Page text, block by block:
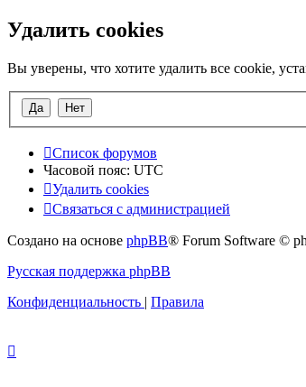
Удалить cookies
Вы уверены, что хотите удалить все cookie,
Список форумов
Часовой пояс: UTC
Удалить cookies
Связаться с администрацией
Создано на основе phpBB® Forum Software ©
Русская поддержка phpBB
Конфиденциальность | Правила